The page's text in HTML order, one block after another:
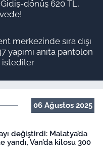
dönüş 620 TL,
merkezinde sıra dışı
yapımı anıta pantolon
06 Ağustos 2025
değiştirdi: Malatya’da
yandı, Van’da kilosu 300